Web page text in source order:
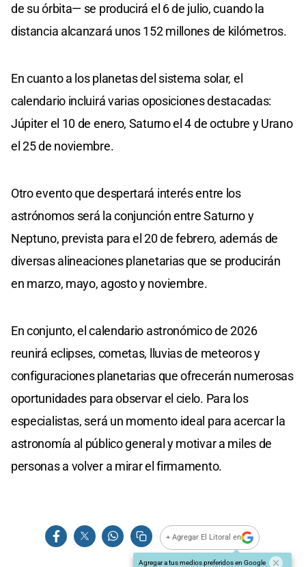
de su órbita— se producirá el 6 de julio, cuando la
distancia alcanzará unos 152 millones de kilómetros.
En cuanto a los planetas del sistema solar, el
calendario incluirá varias oposiciones destacadas:
Júpiter el 10 de enero, Saturno el 4 de octubre y Urano
el 25 de noviembre.
Otro evento que despertará interés entre los
astrónomos será la conjunción entre Saturno y
Neptuno, prevista para el 20 de febrero, además de
diversas alineaciones planetarias que se producirán
en marzo, mayo, agosto y noviembre.
En conjunto, el calendario astronómico de 2026
reunirá eclipses, cometas, lluvias de meteoros y
configuraciones planetarias que ofrecerán numerosas
oportunidades para observar el cielo. Para los
especialistas, será un momento ideal para acercar la
astronomía al público general y motivar a miles de
personas a volver a mirar el firmamento.
+ Agregar El Litoral en
Agregar a tus medios preferidos en Google